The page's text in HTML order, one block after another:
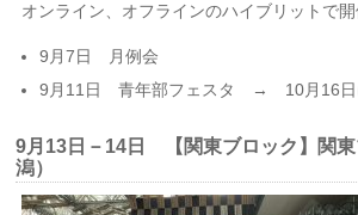
オンライン、オフラインのハイブリットで開
9月7日 月例会
9月11日 青年部フェスタ → 10月16日
9月13日－14日 【関東ブロック】関東
潟）